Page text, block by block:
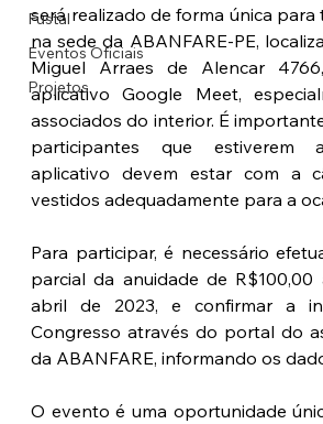
Fustal
Eventos Oficiais
Projetos
será realizado de forma única para
na sede da ABANFARE-PE,
Miguel Arraes de Alencar
aplicativo Google Meet,
associados do interior. É
participantes que estiverem
aplicativo devem estar com a
vestidos adequadamente para a
Para participar, é necessário
parcial da anuidade de
abril de 2023, e confirmar a
Congresso através do portal do
da ABANFARE, informando os
O evento é uma oportunidade